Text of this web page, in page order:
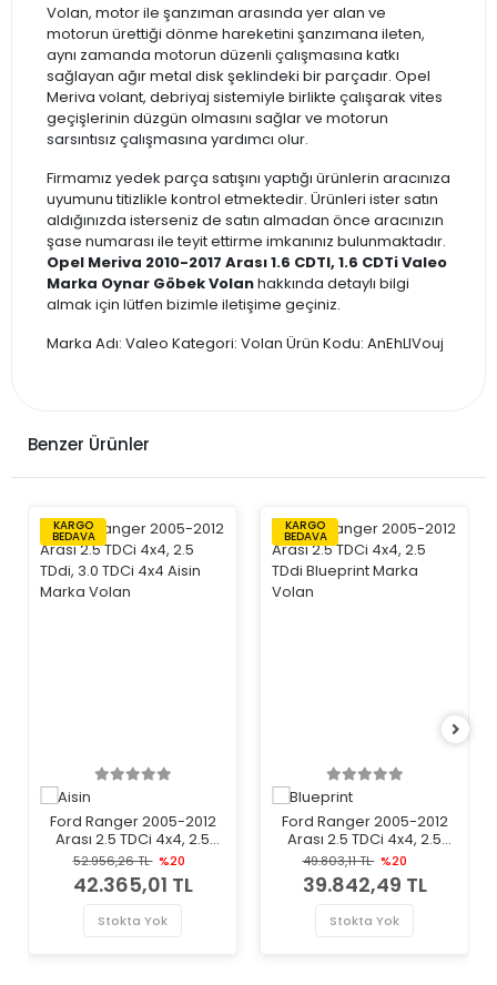
Volan, motor ile şanzıman arasında yer alan ve
motorun ürettiği dönme hareketini şanzımana ileten,
aynı zamanda motorun düzenli çalışmasına katkı
sağlayan ağır metal disk şeklindeki bir parçadır. Opel
Meriva volant, debriyaj sistemiyle birlikte çalışarak vites
geçişlerinin düzgün olmasını sağlar ve motorun
sarsıntısız çalışmasına yardımcı olur.
Firmamız yedek parça satışını yaptığı ürünlerin aracınıza
uyumunu titizlikle kontrol etmektedir. Ürünleri ister satın
aldığınızda isterseniz de satın almadan önce aracınızın
şase numarası ile teyit ettirme imkanınız bulunmaktadır.
Opel Meriva 2010-2017 Arası 1.6 CDTI, 1.6 CDTi Valeo
Marka Oynar Göbek Volanhakkında detaylı bilgi
almak için lütfen bizimle iletişime geçiniz.
Marka Adı: Valeo Kategori: Volan Ürün Kodu: AnEhLIVouj
Benzer Ürünler
KARGO
BEDAVA
Ford Ranger 2005-2012
Arası 2.5 TDCi 4x4, 2.5
TDdi, 3.0 TDCi 4x4 Aisin
Marka Volan
52.956,26 TL %20
42.365,01 TL
Stokta Yok
KARGO
BEDAVA
Ford Ranger 2005-2012
Arası 2.5 TDCi 4x4, 2.5
TDdi Blueprint Marka
Volan
49.803,11 TL %20
39.842,49 TL
Stokta Yok